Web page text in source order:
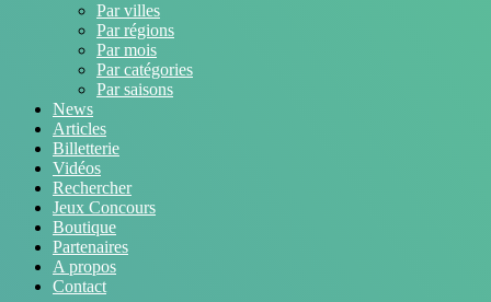
Par villes
Par régions
Par mois
Par catégories
Par saisons
News
Articles
Billetterie
Vidéos
Rechercher
Jeux Concours
Boutique
Partenaires
A propos
Contact